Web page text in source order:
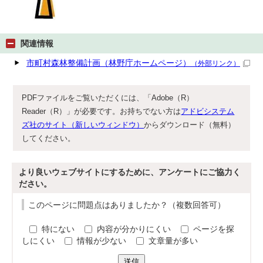
関連情報
市町村森林整備計画（林野庁ホームページ） （外部リンク）
PDFファイルをご覧いただくには、「Adobe（R）
Reader（R）」が必要です。お持ちでない方はアドビシステム
ズ社のサイト（新しいウィンドウ）からダウンロード（無料）
してください。
より良いウェブサイトにするために、アンケートにご協力く
ださい。
このページに問題点はありましたか？（複数回答可）
特にない 内容が分かりにくい
ページを探
しにくい
情報が少ない 文章量が多い